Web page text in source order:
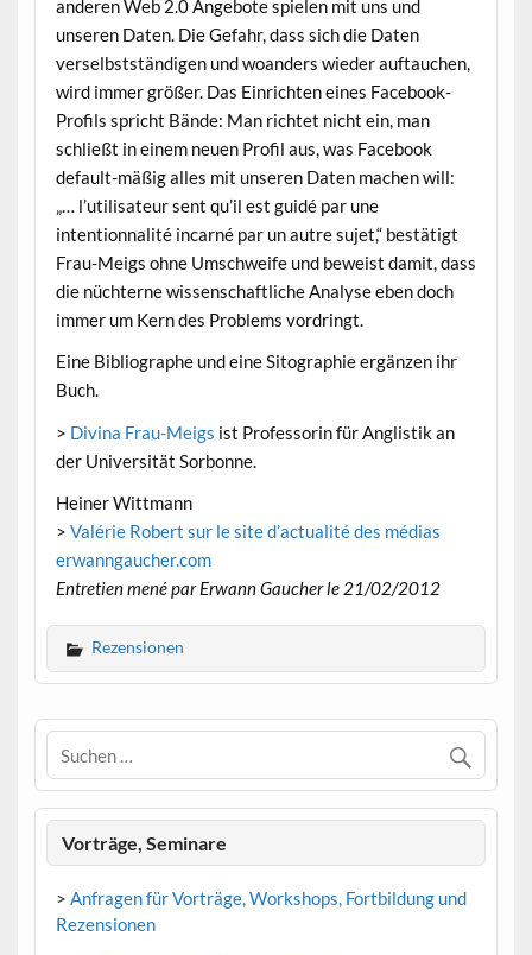
anderen Web 2.0 Angebote spielen mit uns und
unseren Daten. Die Gefahr, dass sich die Daten
verselbstständigen und woanders wieder auftauchen,
wird immer größer. Das Einrichten eines Facebook-
Profils spricht Bände: Man richtet nicht ein, man
schließt in einem neuen Profil aus, was Facebook
default-mäßig alles mit unseren Daten machen will:
„… l’utilisateur sent qu’il est guidé par une
intentionnalité incarné par un autre sujet,“ bestätigt
Frau-Meigs ohne Umschweife und beweist damit, dass
die nüchterne wissenschaftliche Analyse eben doch
immer um Kern des Problems vordringt.
Eine Bibliographe und eine Sitographie ergänzen ihr
Buch.
> Divina Frau-Meigs ist Professorin für Anglistik an
der Universität Sorbonne.
Heiner Wittmann
> Valérie Robert sur le site d’actualité des médias
erwanngaucher.com
Entretien mené par Erwann Gaucher le 21/02/2012
Rezensionen
Vorträge, Seminare
> Anfragen für Vorträge, Workshops, Fortbildung und
Rezensionen